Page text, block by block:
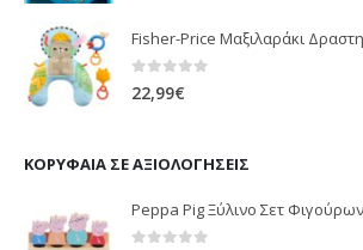
22,99€
ΚΟΡΥΦΑΊΑ ΣΕ ΑΞΙΟΛΟΓΉΣΕΙΣ
Peppa Pig Ξύλινο Σετ